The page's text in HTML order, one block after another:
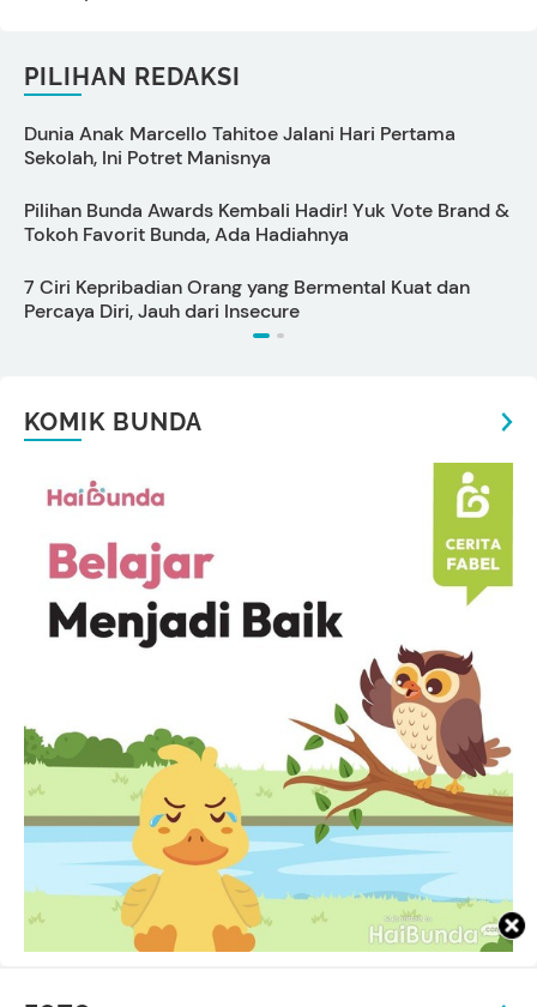
PILIHAN REDAKSI
Dunia Anak Marcello Tahitoe Jalani Hari Pertama
Sekolah, Ini Potret Manisnya
Pilihan Bunda Awards Kembali Hadir! Yuk Vote Brand &
Tokoh Favorit Bunda, Ada Hadiahnya
7 Ciri Kepribadian Orang yang Bermental Kuat dan
Percaya Diri, Jauh dari Insecure
KOMIK BUNDA